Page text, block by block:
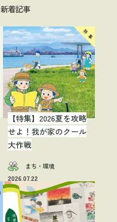
新着記事
【特集】2026夏を攻略
せよ！我が家のクール
大作戦
まち・環境
2026.07.22